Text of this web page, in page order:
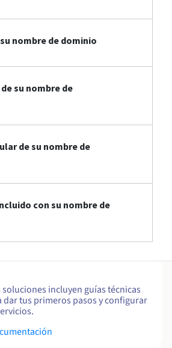
nombre de dominio
su nombre de
de su nombre de
con su nombre de
incluyen guías técnicas
dar tus primeros pasos y configurar